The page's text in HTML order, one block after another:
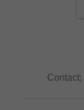
Contact: